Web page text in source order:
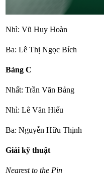
Nhì: Vũ Huy Hoàn
Ba: Lê Thị Ngọc Bích
Bảng C
Nhất: Trần Văn Bảng
Nhì: Lê Văn Hiếu
Ba: Nguyễn Hữu Thịnh
Giải kỹ thuật
Nearest to the Pin